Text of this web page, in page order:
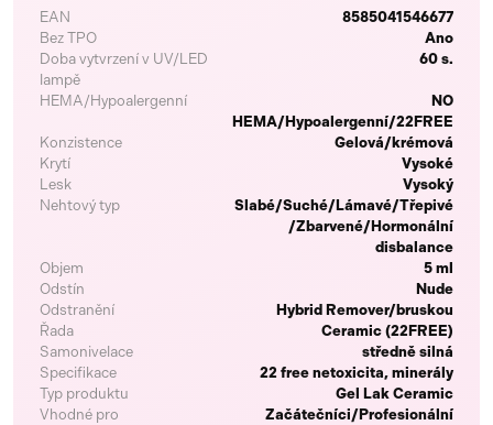
EAN
8585041546677
Bez TPO
Ano
Doba vytvrzení v UV/LED
lampě
60 s.
HEMA/Hypoalergenní
NO
HEMA/Hypoalergenní/22FREE
Konzistence
Gelová/krémová
Krytí
Vysoké
Lesk
Vysoký
Nehtový typ
Slabé/Suché/Lámavé/Třepivé
/Zbarvené/Hormonální
disbalance
Objem
5 ml
Odstín
Nude
Odstranění
Hybrid Remover/bruskou
Řada
Ceramic (22FREE)
Samonivelace
středně silná
Specifikace
22 free netoxicita, minerály
Typ produktu
Gel Lak Ceramic
Vhodné pro
Začátečníci/Profesionální